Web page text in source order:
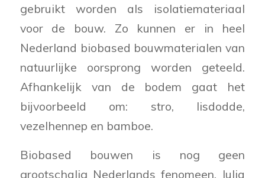
gebruikt worden als isolatiemateriaal
voor de bouw. Zo kunnen er in heel
Nederland biobased bouwmaterialen van
natuurlijke oorsprong worden geteeld.
Afhankelijk van de bodem gaat het
bijvoorbeeld om: stro, lisdodde,
vezelhennep en bamboe.
Biobased bouwen is nog geen
grootschalig Nederlands fenomeen. Julia